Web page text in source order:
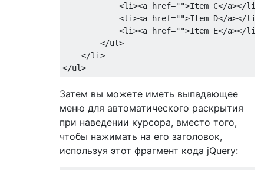
<li><a href="">Item C</a></li>
<li><a href="">Item D</a></li>
<li><a href="">Item E</a></li>
</ul>
</li>
</ul>
Затем вы можете иметь выпадающее
меню для автоматического раскрытия
при наведении курсора, вместо того,
чтобы нажимать на его заголовок,
используя этот фрагмент кода jQuery: